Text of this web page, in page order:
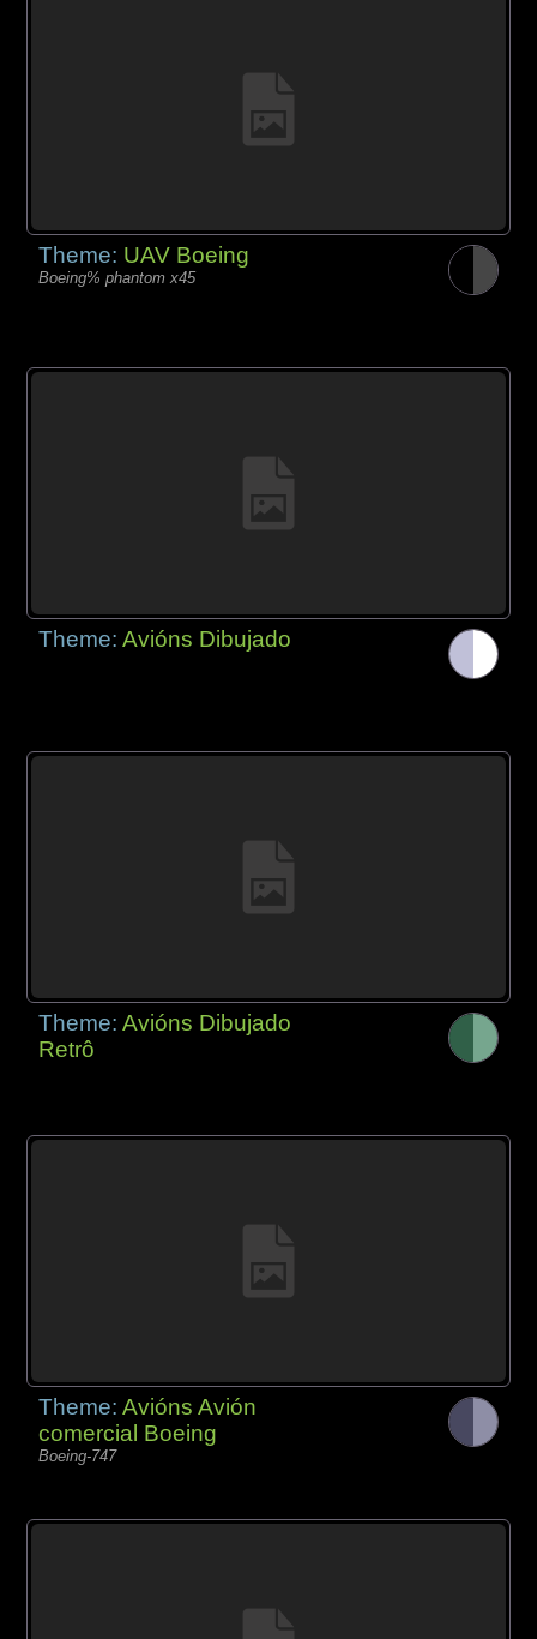
Theme: UAV Boeing
Boeing% phantom x45
Theme:Avións Dibujado
Theme:Avións Dibujado
Retrô
Theme:Avións Avión
comercial Boeing
Boeing-747